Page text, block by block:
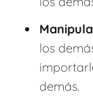
los
demás.